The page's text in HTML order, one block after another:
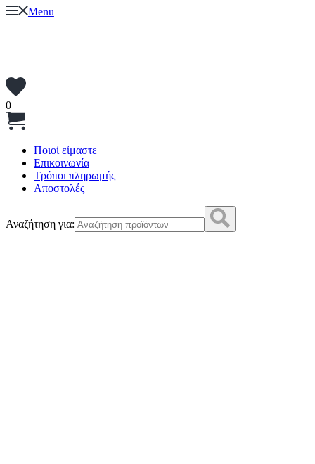
Menu
0
Ποιοί είμαστε
Επικοινωνία
Τρόποι πληρωμής
Αποστολές
Αναζήτηση για: